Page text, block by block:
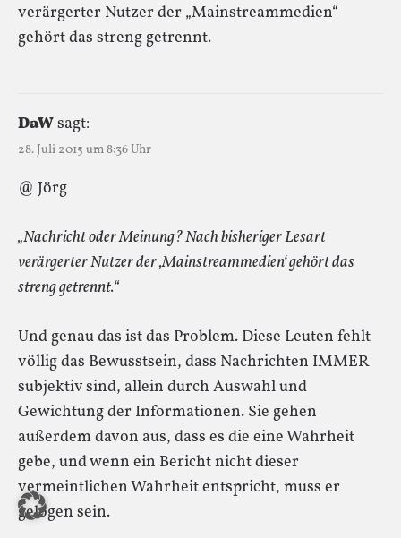
verärgerter Nutzer der „Mainstreammedien“
gehört das streng getrennt.
DaWsagt:
28. Juli 2015 um 8:36 Uhr
@ Jörg
„Nachricht oder Meinung? Nach bisheriger Lesart
verärgerter Nutzer der ‚Mainstreammedien‘ gehört das
streng getrennt.“
Und genau das ist das Problem. Diese Leuten fehlt
völlig das Bewusstsein, dass Nachrichten IMMER
subjektiv sind, allein durch Auswahl und
Gewichtung der Informationen. Sie gehen
außerdem davon aus, dass es die eine Wahrheit
gebe, und wenn ein Bericht nicht dieser
vermeintlichen Wahrheit entspricht, muss er
gelogen sein.